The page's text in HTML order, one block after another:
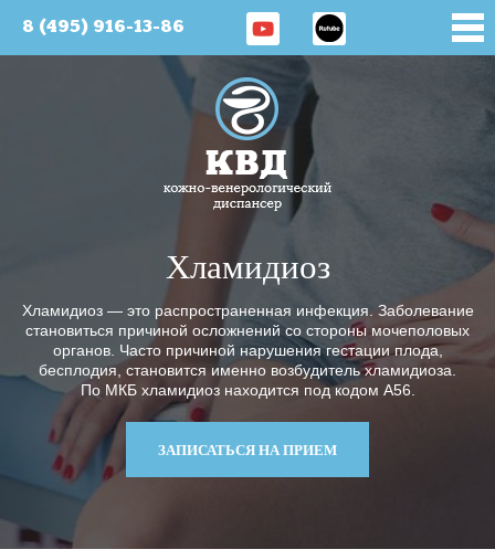
8 (495) 916-13-86
Хламидиоз
Хламидиоз — это распространенная инфекция. Заболевание
становиться причиной осложнений со стороны мочеполовых
органов. Часто причиной нарушения гестации плода,
бесплодия, становится именно возбудитель хламидиоза.
По МКБ хламидиоз находится под кодом А56.
ЗАПИСАТЬСЯ НА ПРИЕМ